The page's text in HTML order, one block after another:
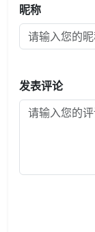
昵称
发表评论